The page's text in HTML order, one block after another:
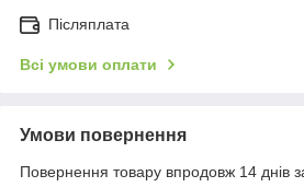
Післяплата
Всі умови оплати
Умови повернення
Повернення товару впродовж 14 днів